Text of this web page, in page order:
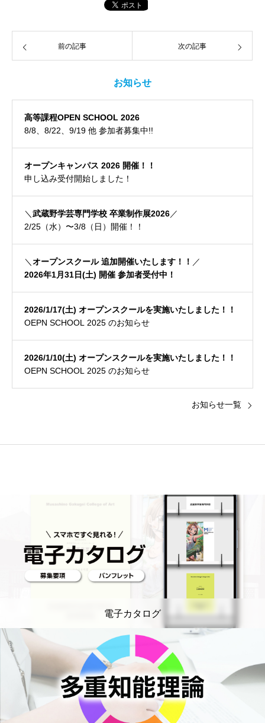
前の記事 次の記事
お知らせ
高等課程OPEN SCHOOL 2026
8/8、8/22、9/19 他 参加者募集中!!
オープンキャンパス 2026 開催！！
申し込み受付開始しました！
＼ 武蔵野学芸専門学校 卒業制作展2026／
2/25（水）〜3/8（日）開催！！
＼ オープンスクール 追加開催いたします！！ ／
2026年1月31日(土) 開催 参加者受付中！
2026/1/17(土) オープンスクールを実施いたしました！！
OEPN SCHOOL 2025 のお知らせ
2026/1/10(土) オープンスクールを実施いたしました！！
OEPN SCHOOL 2025 のお知らせ
お知らせ一覧
電子カタログ